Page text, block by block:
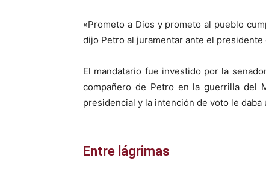
«Prometo a Dios y prometo al pueblo
dijo Petro al juramentar ante el presidente
El mandatario fue investido por la
compañero de Petro en la guerrilla del
presidencial y la intención de voto le daba
Entre lágrimas